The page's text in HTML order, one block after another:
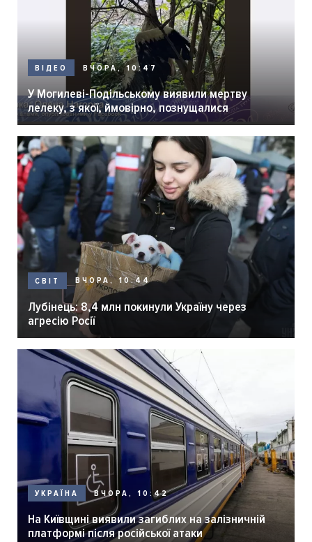
ВІДЕО ВЧОРА, 10:47
У Могилеві-Подільському виявили мертву
лелеку, з якої, ймовірно, познущалися
СВІТ ВЧОРА, 10:44
Лубінець: 8,4 млн покинули Україну через
агресію Росії
УКРАЇНА ВЧОРА, 10:42
На Київщині виявили загиблих на залізничній
платформі після російської атаки